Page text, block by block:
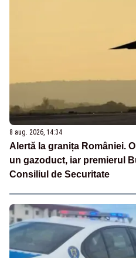
8 aug. 2026, 14:34
Alertă la granița României.
un gazoduct, iar premierul
Consiliul de Securitate